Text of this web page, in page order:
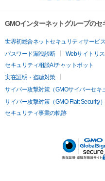
GMOインターネットグループのセ
世界初総合ネットセキュリティサービ
パスワード漏洩診断
Webサイトリ
セキュリティ相談AIチャットボット
実在証明・盗聴対策
サイバー攻撃対策（GMOサイバーセキ
サイバー攻撃対策（GMO Flatt Security）
セキュリティ事業の軌跡